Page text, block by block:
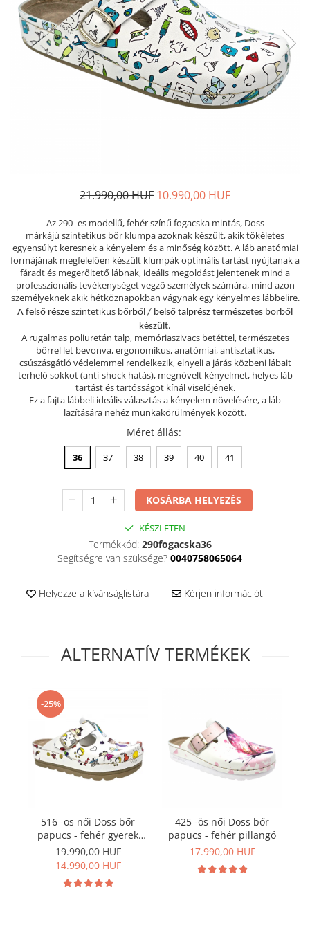
Női nyitott papucs - DOSS
Női szandál - DOSS
Férfi nyitott papucs - DOSS
Házi papucs - DOSS
PIUMETTA - gördülő talpú lábbeli
LEON KLOMPE LÁBBELI
Női csukott papucs - Leon
Férfi csukott papucs - Leon
Női nyitott papucs - Leon
Női szandál - Leon
Férfi nyitott papucs
NYÁRI NŐI LÁBBELI KOLLEKCIÓ
Papucs
NYARI FÉRFI LÁBBELI KOLLEKCIÓ
GYEREK SZANDÁL ÉS PAPUCS
STERILIZÁLHATÓ KLUMPA
TÉLI GYAPJÚ PAPUCSOK - női és
KIVEHETŐ TALPBETÉTES KLUMPA
MUNKAVÉDELMI TANUSÍTVÁNNYAL
21.990,00 HUF 10.990,00 HUF
Az 290 -es modellű, fehér színű fogacska mintás, Doss
márkájú szintetikus bőr klumpa azoknak készült, akik tökéletes
egyensúlyt keresnek a kényelem és a minőség között. A láb anatómiai
formájának megfelelően készült klumpák optimális tartást nyújtanak a
fáradt és megerőltető lábnak, ideális megoldást jelentenek mind a
professzionális tevékenységet vegző személyek számára, mind azon
személyeknek akik hétköznapokban vágynak egy kényelmes lábbelire.
A felső része szintetikus bőrből / belső talprész természetes börből
készült.
A rugalmas poliuretán talp, memóriaszivacs betéttel, természetes
bőrrel let bevonva, ergonomikus, anatómiai, antisztatikus,
csúszásgátló védelemmel rendelkezik, elnyeli a járás közbeni lábait
terhelő sokkot (anti-shock hatás), megnövelt kényelmet, helyes láb
tartást és tartósságot kínál viselőjének.
Ez a fajta lábbeli ideális választás a kényelem növelésére, a láb
lazítására nehéz munkakörülmények között.
Méret állás:
36 37 38 39 40 41
KOSÁRBA HELYEZÉS
KÉSZLETEN
Termékkód: 290fogacska36
Segítségre van szüksége? 0040758065064
Helyezze a kívánságlistára Kérjen információt
ALTERNATÍV TERMÉKEK
-25%
516 -os női Doss bőr
papucs - fehér gyerek
rajz mintás
19.990,00 HUF
14.990,00 HUF
425 -ös női Doss bőr
papucs - fehér pillangó
17.990,00 HUF